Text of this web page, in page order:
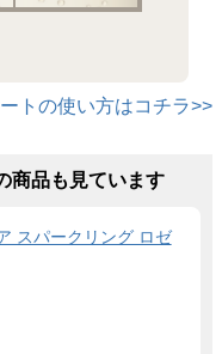
トの使い方はコチラ>>
商品も見ています
スパークリング ロゼ